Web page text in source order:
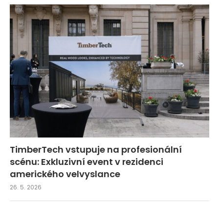
TimberTech vstupuje na profesionální
scénu: Exkluzivní event v rezidenci
amerického velvyslance
26. 5. 2026